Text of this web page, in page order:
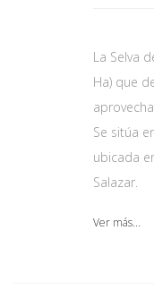
La Selva
Ha) que
Se sitúa
ubicada
Salazar.
Ver más...